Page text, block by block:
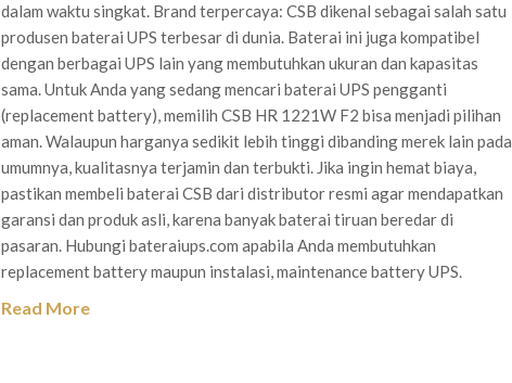
dalam waktu singkat. Brand terpercaya: CSB dikenal sebagai salah satu
produsen baterai UPS terbesar di dunia. Baterai ini juga kompatibel
dengan berbagai UPS lain yang membutuhkan ukuran dan kapasitas
sama. Untuk Anda yang sedang mencari baterai UPS pengganti
(replacement battery), memilih CSB HR 1221W F2 bisa menjadi pilihan
aman. Walaupun harganya sedikit lebih tinggi dibanding merek lain pada
umumnya, kualitasnya terjamin dan terbukti. Jika ingin hemat biaya,
pastikan membeli baterai CSB dari distributor resmi agar mendapatkan
garansi dan produk asli, karena banyak baterai tiruan beredar di
pasaran. Hubungi bateraiups.com apabila Anda membutuhkan
replacement battery maupun instalasi, maintenance battery UPS.
Read More